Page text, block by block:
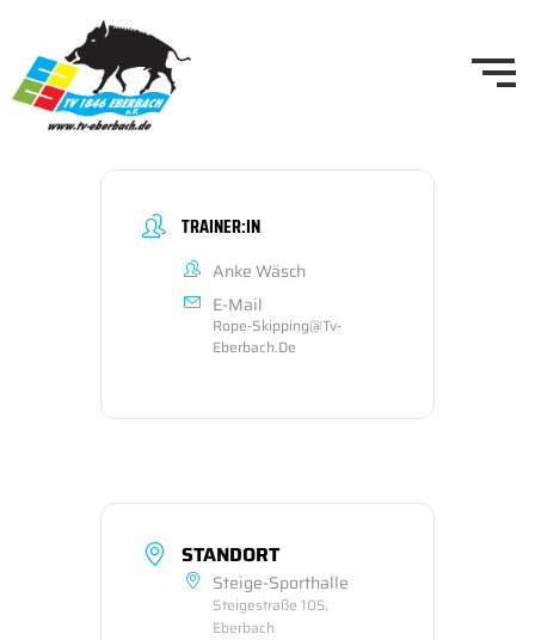
TRAINER:IN
Anke Wäsch
E-Mail
Rope-Skipping@tv-
Eberbach.de
STANDORT
Steige-Sporthalle
Steigestraße 105,
Eberbach